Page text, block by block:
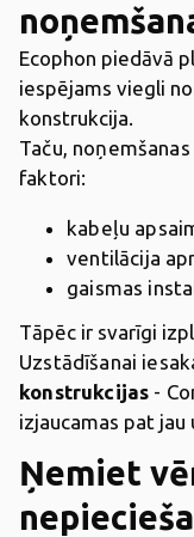
Ecophon piedāvā
iespējams viegli
konstrukcija.
Taču,
faktori:
kabeļu
ventilācija
gaismas
Tāpēc ir svarīgi
Uzstādīšanai
konstrukcijas -
izjaucamas pat
Ņemiet